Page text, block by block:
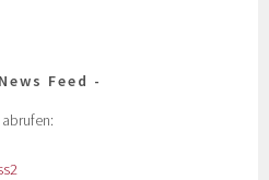
Feed